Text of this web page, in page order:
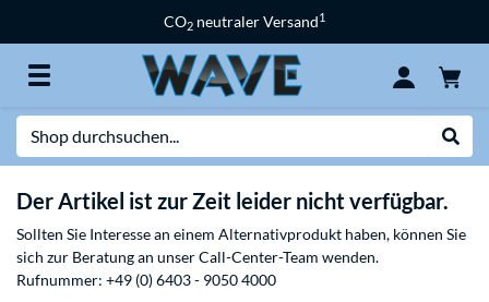
CO2 neutraler Versand1
Der Artikel ist zur Zeit leider nicht verfügbar.
Sollten Sie Interesse an einem Alternativprodukt haben, können Sie
sich zur Beratung an unser Call-Center-Team wenden.
Rufnummer: +49 (0) 6403 - 9050 4000